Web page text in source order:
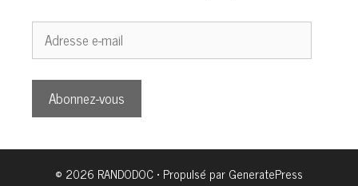
Adresse
Abonnez-vous
© 2026 RANDODOC • Propulsé par GeneratePress